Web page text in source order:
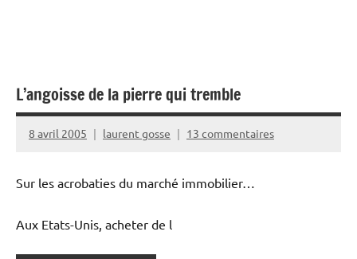
L’angoisse de la pierre qui tremble
8 avril 2005 laurent gosse 13 commentaires
Sur les acrobaties du marché immobilier…
Aux Etats-Unis, acheter de l